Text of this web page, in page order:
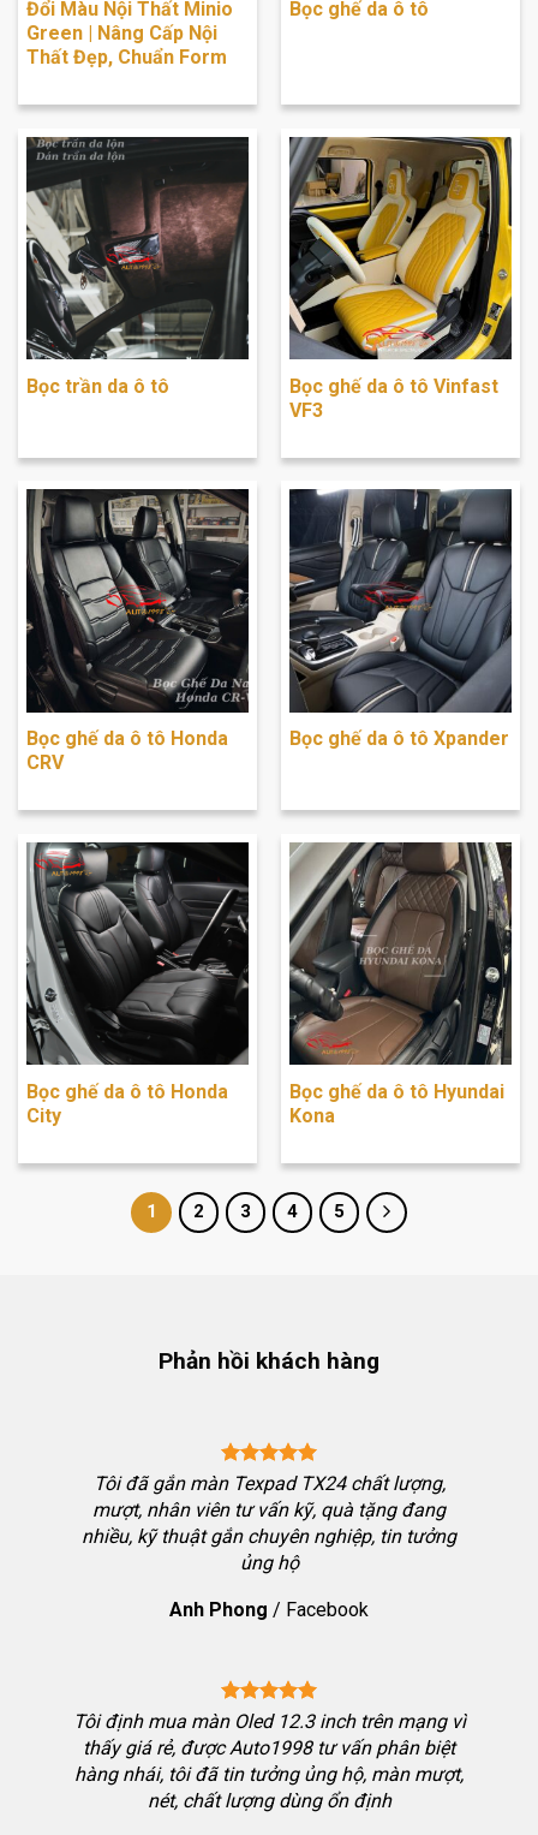
Đổi Màu Nội Thất Minio
Green | Nâng Cấp Nội
Thất Đẹp, Chuẩn Form
Bọc ghế da ô tô
Bọc trần da ô tô
Bọc ghế da ô tô Vinfast
VF3
Bọc ghế da ô tô Honda
CRV
Bọc ghế da ô tô Xpander
Bọc ghế da ô tô Honda
City
Bọc ghế da ô tô Hyundai
Kona
1 2 3 4 5
Phản hồi khách hàng
Tôi đã gắn màn Texpad TX24 chất lượng,
mượt, nhân viên tư vấn kỹ, quà tặng đang
nhiều, kỹ thuật gắn chuyên nghiệp, tin tưởng
ủng hộ
Anh Phong / Facebook
Tôi định mua màn Oled 12.3 inch trên mạng vì
thấy giá rẻ, được Auto1998 tư vấn phân biệt
hàng nhái, tôi đã tin tưởng ủng hộ, màn mượt,
nét, chất lượng dùng ổn định